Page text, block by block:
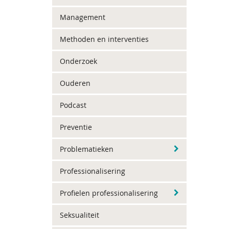
Management
Methoden en interventies
Onderzoek
Ouderen
Podcast
Preventie
Problematieken
Professionalisering
Profielen professionalisering
Seksualiteit